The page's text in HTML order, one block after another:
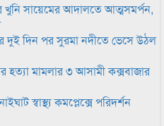
খুনি সায়েমের আদালতে আত্মসমর্পন,
দুই দিন পর সুরমা নদীতে ভেসে উঠল
হত্যা মামলার ৩ আসামী কক্সবাজার
স্বাস্থ্য কমপ্লেক্সে পরিদর্শন